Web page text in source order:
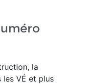
la
VÉ et plus